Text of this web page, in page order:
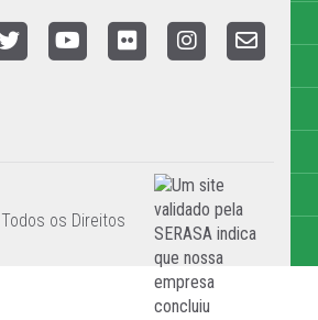
os Direitos